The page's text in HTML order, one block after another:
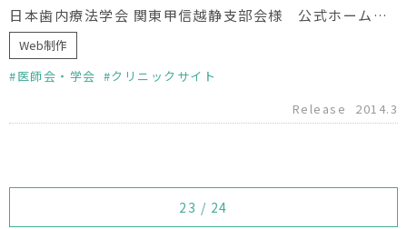
日本歯内療法学会 関東甲信越静支部会様 公式ホームページリニューアル
Web制作
医師会・学会
クリニックサイト
Release
2014.3
23 / 24